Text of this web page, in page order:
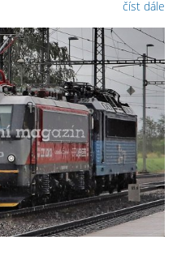
číst dále